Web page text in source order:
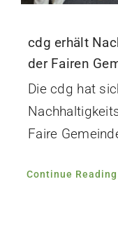
cdg erhält
der Fairen
Die cdg hat
Faire
Continue Reading